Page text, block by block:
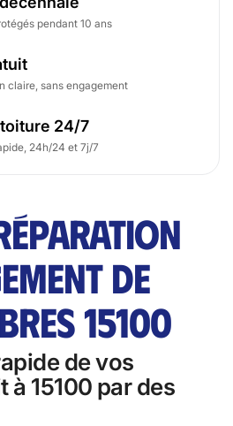
pendant 10 ans
claire, sans engagement
24/7
24h/24 et 7j/7
DE
15100
de vos
à 15100 par des